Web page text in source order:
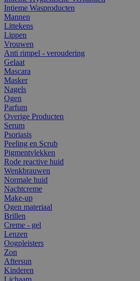
Intieme Wasproducten
Mannen
Littekens
Lippen
Vrouwen
Anti rimpel - veroudering
Gelaat
Mascara
Masker
Nagels
Ogen
Parfum
Overige Producten
Serum
Psoriasis
Peeling en Scrub
Pigmentvlekken
Rode reactive huid
Wenkbrauwen
Normale huid
Nachtcreme
Make-up
Ogen materiaal
Brillen
Creme - gel
Lenzen
Oogpleisters
Zon
Aftersun
Kinderen
Lichaam